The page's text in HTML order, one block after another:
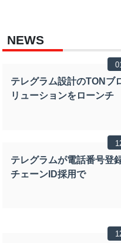
NEWS
テレグラム設計のTONブ
リューションをローンチ
テレグラムが電話番号登
チェーンID採用で